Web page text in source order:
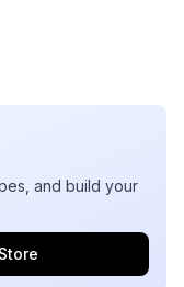
and build your